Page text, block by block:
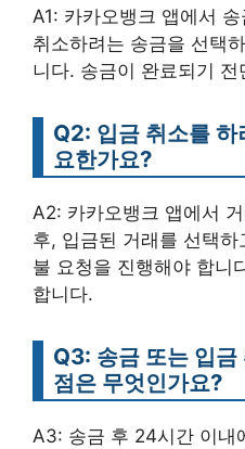
A1: 카카오뱅크 앱에서
취소하려는 송금을 선택
니다. 송금이 완료되기
Q2: 입금 취소를 하
요한가요?
A2: 카카오뱅크 앱에서
후, 입금된 거래를 선택
불 요청을 진행해야 합니
합니다.
Q3: 송금 또는 입
점은 무엇인가요?
A3: 송금 후 24시간 이내